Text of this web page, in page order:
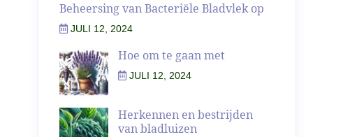
Beheersing van Bacteriële Bladvlek op
JULI 12, 2024
Hoe om te gaan met
JULI 12, 2024
Herkennen en bestrijden
van bladluizen